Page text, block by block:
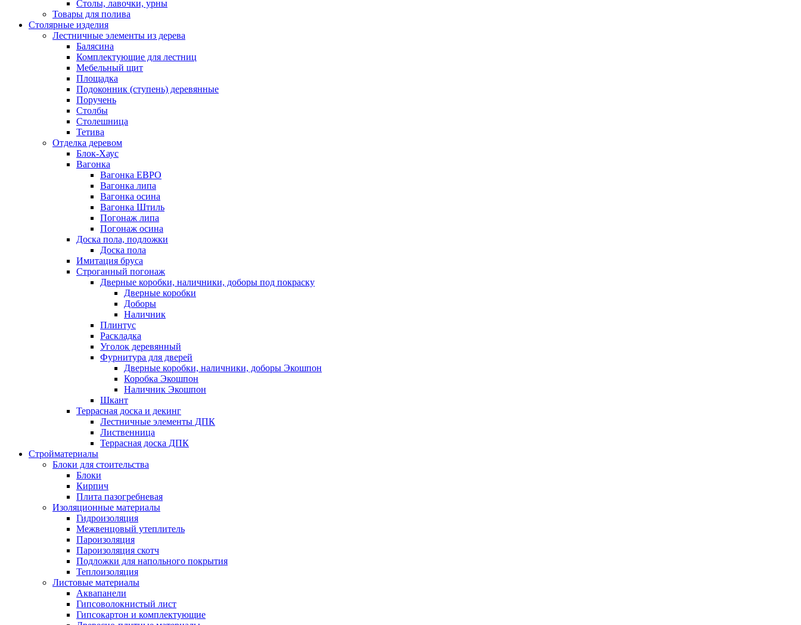
Столы, лавочки, урны
Товары для полива
Столярные изделия
Лестничные элементы из дерева
Балясина
Комплектующие для лестниц
Мебельный щит
Площадка
Подоконник (ступень) деревянные
Поручень
Столбы
Столешница
Тетива
Отделка деревом
Блок-Хаус
Вагонка
Вагонка ЕВРО
Вагонка липа
Вагонка осина
Вагонка Штиль
Погонаж липа
Погонаж осина
Доска пола, подложки
Доска пола
Имитация бруса
Строганный погонаж
Дверные коробки, наличники, доборы под покраску
Дверные коробки
Доборы
Наличник
Плинтус
Раскладка
Уголок деревянный
Фурнитура для дверей
Дверные коробки, наличники, доборы Экошпон
Коробка Экошпон
Наличник Экошпон
Шкант
Террасная доска и декинг
Лестничные элементы ДПК
Лиственница
Террасная доска ДПК
Стройматериалы
Блоки для стоительства
Блоки
Кирпич
Плита пазогребневая
Изоляционные материалы
Гидроизоляция
Межвенцовый утеплитель
Пароизоляция
Пароизоляция скотч
Подложки для напольного покрытия
Теплоизоляция
Листовые материалы
Аквапанели
Гипсоволокнистый лист
Гипсокартон и комплектующие